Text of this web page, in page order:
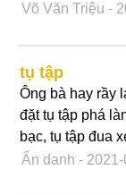
Võ Văn Triệu -
tụ tập
Ông bà hay rầy
đặt tụ tập phá
bạc, tụ tập đua
Ẩn danh -